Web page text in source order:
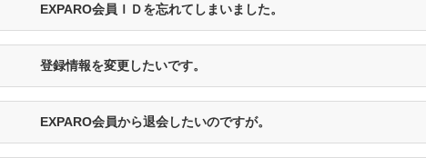
EXPARO会員ＩＤを忘れてしまいました。
登録情報を変更したいです。
EXPARO会員から退会したいのですが。